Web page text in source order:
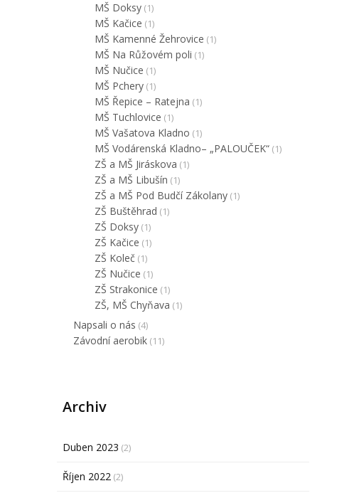
MŠ Doksy(1)
MŠ Kačice (1)
MŠ Kamenné Žehrovice (1)
MŠ Na Růžovém poli (1)
MŠ Nučice (1)
MŠ Pchery(1)
MŠ Řepice – Ratejna (1)
MŠ Tuchlovice (1)
MŠ Vašatova Kladno (1)
MŠ Vodárenská Kladno– „PALOUČEK“(1)
ZŠ a MŠ Jiráskova (1)
ZŠ a MŠ Libušín (1)
ZŠ a MŠ Pod Budčí Zákolany(1)
ZŠ Buštěhrad (1)
ZŠ Doksy(1)
ZŠ Kačice (1)
ZŠ Koleč (1)
ZŠ Nučice (1)
ZŠ Strakonice (1)
ZŠ, MŠ Chyňava (1)
Napsali o nás (4)
Závodní aerobik(11)
Archiv
Duben 2023 (2)
Říjen 2022(2)